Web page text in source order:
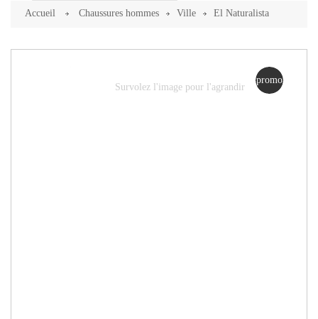
Accueil Chaussures hommes Ville El Naturalista
promo
Survolez l'image pour l'agrandir